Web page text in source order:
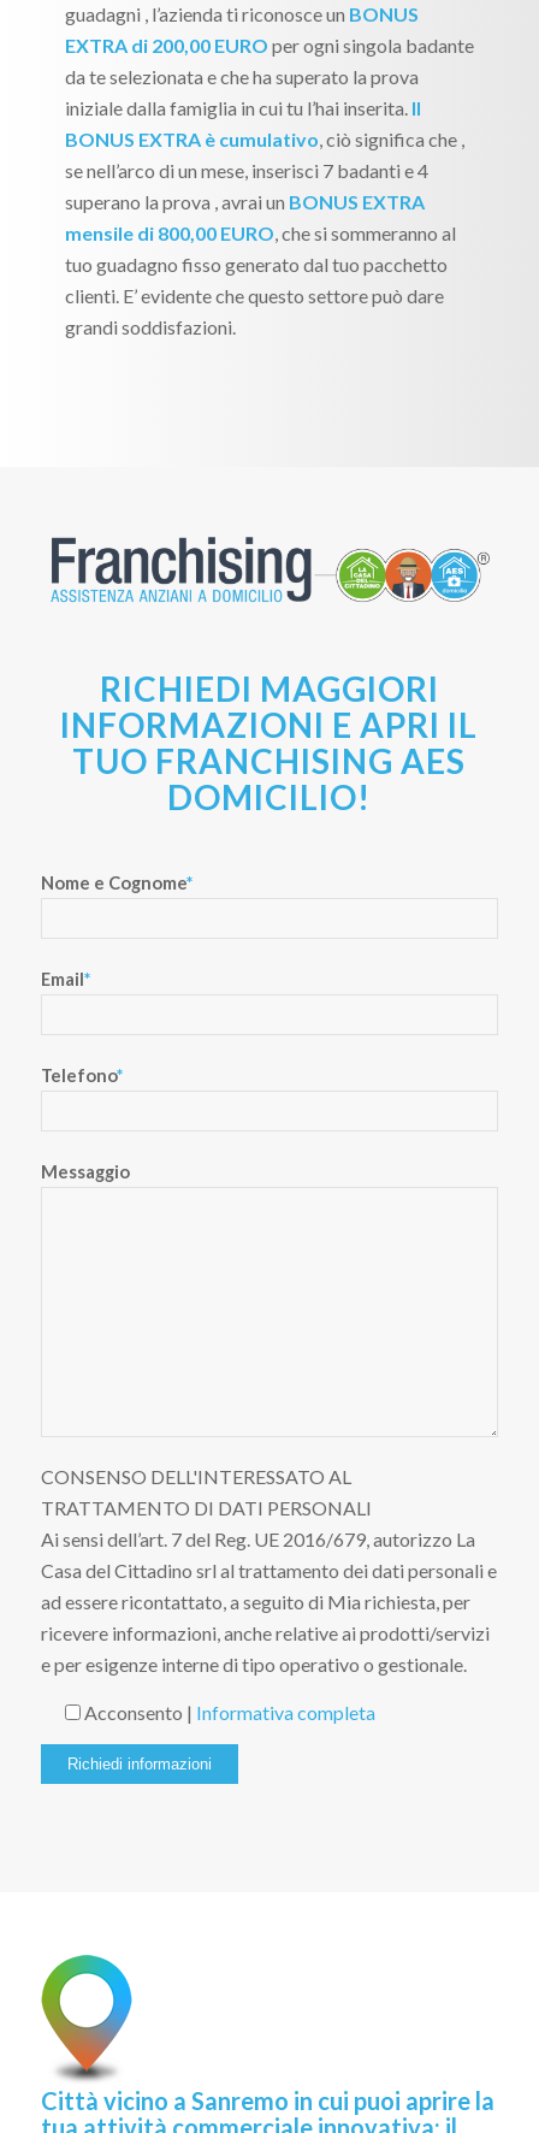
guadagni , l’azienda ti riconosce un BONUS
EXTRA di 200,00 EURO per ogni singola badante
da te selezionata e che ha superato la prova
iniziale dalla famiglia in cui tu l’hai inserita. Il
BONUS EXTRA è cumulativo , ciò significa che ,
se nell’arco di un mese, inserisci 7 badanti e 4
superano la prova , avrai un BONUS EXTRA
mensile di 800,00 EURO , che si sommeranno al
tuo guadagno fisso generato dal tuo pacchetto
clienti. E’ evidente che questo settore può dare
grandi soddisfazioni.
RICHIEDI MAGGIORI
INFORMAZIONI E APRI IL
TUO FRANCHISING AES
DOMICILIO!
Nome e Cognome*
Email*
Telefono*
Messaggio
CONSENSO DELL'INTERESSATO AL
TRATTAMENTO DI DATI PERSONALI
Ai sensi dell’art. 7 del Reg. UE 2016/679, autorizzo La
Casa del Cittadino srl al trattamento dei dati personali e
ad essere ricontattato, a seguito di Mia richiesta, per
ricevere informazioni, anche relative ai prodotti/servizi
e per esigenze interne di tipo operativo o gestionale.
Acconsento | Informativa completa
Città vicino a Sanremo in cui puoi aprire la